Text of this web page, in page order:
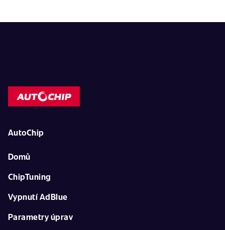
AutoChip
Domů
ChipTuning
Vypnutí AdBlue
Parametry úprav